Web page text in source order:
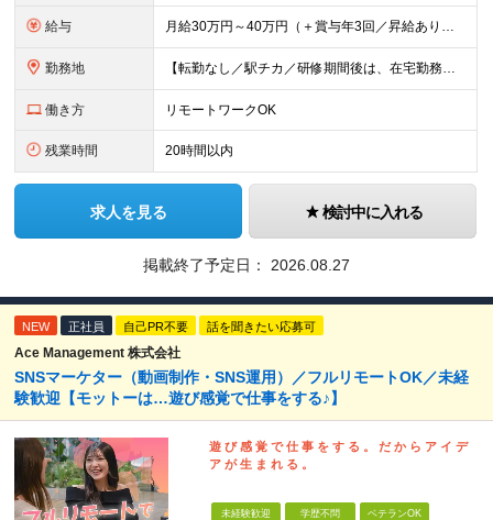
給与 月給30万円～40万円（＋賞与年3回／昇給あり） 【固定残業代について】 なし（残業代は、実際の労働時間に応じて別途全額支給）
勤務地 【転勤なし／駅チカ／研修期間後は、在宅勤務可能】 本社：東京都渋谷区代々木1-30-15 天翔代々木ビル5階 ★過去入社した先輩方の前職をご紹介（経験職種不問です）★ 一般職、秘書、総務、経理
働き方 リモートワークOK
残業時間 20時間以内
求人を見る 検討中に入れる
掲載終了予定日： 2026.08.27
NEW 正社員 自己PR不要 話を聞きたい応募可
Ace Management 株式会社
SNSマーケター（動画制作・SNS運用）／フルリモートOK／未経
験歓迎【モットーは…遊び感覚で仕事をする♪】
遊 び 感 覚 で 仕 事 を す る 。 だ か ら ア イ デ
ア が 生 ま れ る 。
未経験歓迎 学歴不問 ベテランOK